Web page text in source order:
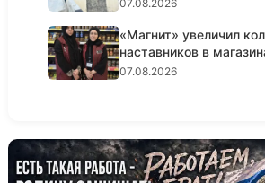
07.08.2026
«Магнит» увеличил
наставников в
07.08.2026